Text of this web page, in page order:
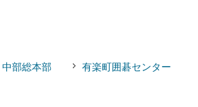
中部総本部
有楽町囲碁センター